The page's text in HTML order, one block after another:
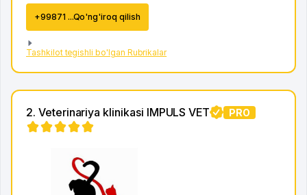
+99871 ...Qo'ng'iroq qilish
Tashkilot tegishli bo'lgan Rubrikalar
2. Veterinariya klinikasi IMPULS VET PRO